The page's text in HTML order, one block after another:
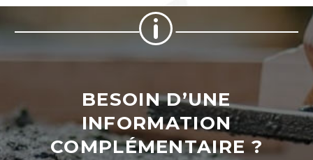
p
p
BESOIN D’UNE
INFORMATION
COMPLÉMENTAIRE ?